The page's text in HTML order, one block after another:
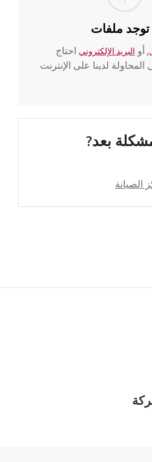
توجد ملفات
أو البريد الإلكتروني احتاج
لدينا على الإنترنت
بعد?
الصيانة